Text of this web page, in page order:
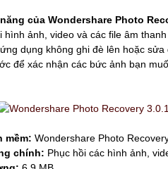
của Wondershare Photo
hình ảnh, video và các file âm
dụng không ghi đè lên hoặc sửa
để xác nhận các bức ảnh bạn
mềm: Wondershare Photo
chính: Phục hồi các hình ảnh,